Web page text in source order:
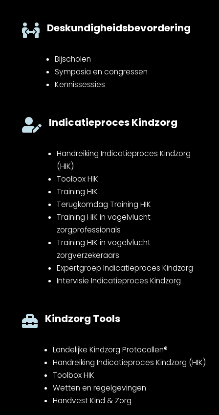
 Deskundigheidsbevordering
Bijscholen
Symposia en congressen
Kennissessies
 Indicatieproces Kindzorg
Handreiking Indicatieproces Kindzorg
(HIK)
Toolbox HIK
Training HIK
Terugkomdag Training HIK
Training HIK in vogelvlucht
zorgprofessionals
Training HIK in vogelvlucht
zorgverzekeraars
Expertgroep Indicatieproces Kindzorg
Intervisie Indicatieproces Kindzorg
 Kindzorg Tools
Landelijke Kindzorg Protocollen®
Handreiking Indicatieproces Kindzorg (HIK)
Toolbox HIK
Wetten en regelgevingen
Handvest Kind & Zorg